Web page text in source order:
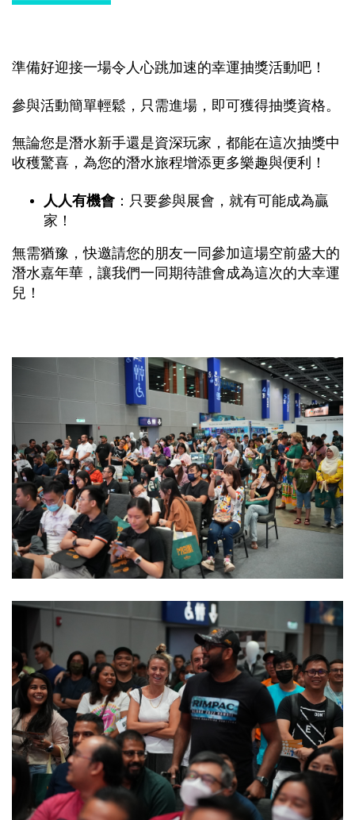
準備好迎接一場令人心跳加速的幸運抽獎活動吧！
參與活動簡單輕鬆，只需進場，即可獲得抽獎資格。
無論您是潛水新手還是資深玩家，都能在這次抽獎中
收穫驚喜，為您的潛水旅程增添更多樂趣與便利！
人人有機會：只要參與展會，就有可能成為贏
家！
無需猶豫，快邀請您的朋友一同參加這場空前盛大的
潛水嘉年華，讓我們一同期待誰會成為這次的大幸運
兒！